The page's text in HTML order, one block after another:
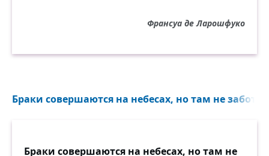
Франсуа де Ларошфуко
Браки совершаются на небесах, но там не
Браки совершаются на небесах, но там не